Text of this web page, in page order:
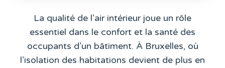
La qualité de l’air intérieur joue un rôle
essentiel dans le confort et la santé des
occupants d’un bâtiment. À Bruxelles, où
l’isolation des habitations devient de plus en